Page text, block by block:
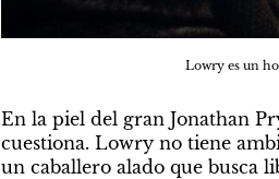
Lowry es un
En la piel del gran Jonathan
cuestiona. Lowry no tiene
un caballero alado que busca